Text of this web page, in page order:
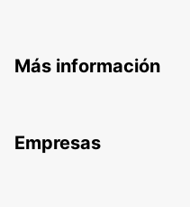
Más información
Empresas